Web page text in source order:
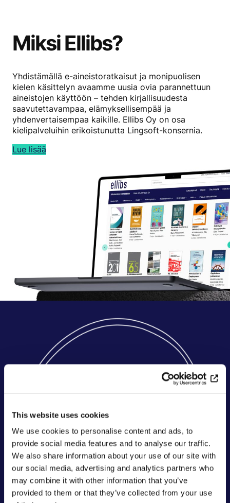
This website uses cookies
We use cookies to personalise content and ads, to
provide social media features and to analyse our traffic.
We also share information about your use of our site with
our social media, advertising and analytics partners who
may combine it with other information that you’ve
provided to them or that they’ve collected from your use
Miksi Ellibs?
Yhdistämällä e-aineistoratkaisut ja monipuolisen
kielen käsittelyn avaamme uusia ovia parannettuun
aineistojen käyttöön – tehden kirjallisuudesta
saavutettavampaa, elämyksellisempää ja
yhdenvertaisempaa kaikille. Ellibs Oy on osa
kielipalveluihin erikoistunutta Lingsoft-konsernia.
Lue lisää